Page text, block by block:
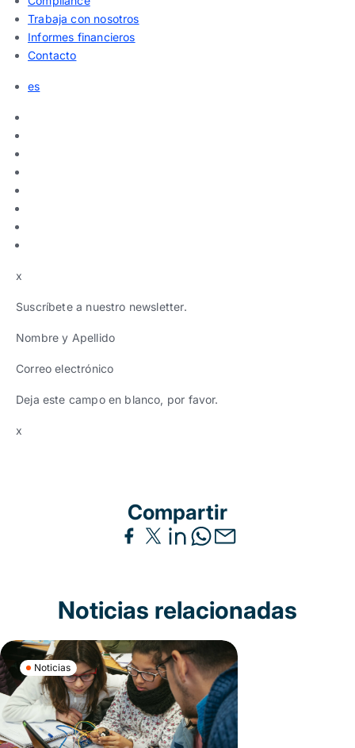
Trabaja con nosotros
Informes financieros
Contacto
es
x
Suscríbete a nuestro newsletter.
Nombre y Apellido
Correo electrónico
Deja este campo en blanco, por favor.
x
Compartir
Noticias relacionadas
Noticias